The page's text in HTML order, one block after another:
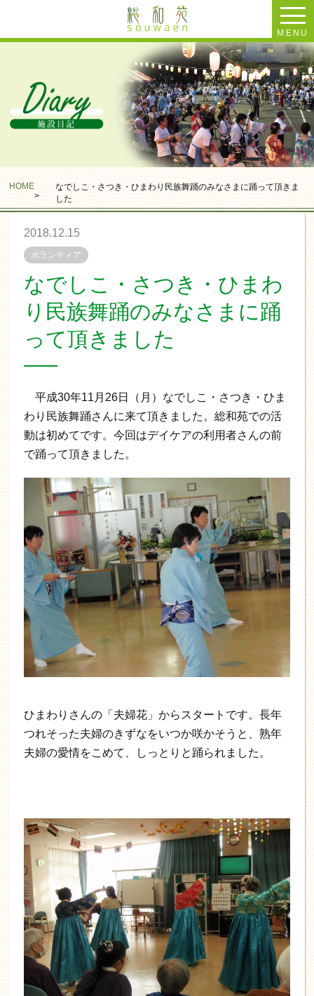
MENU
HOME
>
なでしこ・さつき・ひまわり民族舞踊のみなさまに踊って頂きま
した
2018.12.15
ボランティア
なでしこ・さつき・ひまわ
り民族舞踊のみなさまに踊
って頂きました
平成30年11月26日（月）なでしこ・さつき・ひま
わり民族舞踊さんに来て頂きました。総和苑での活
動は初めてです。今回はデイケアの利用者さんの前
で踊って頂きました。
ひまわりさんの「夫婦花」からスタートです。長年
つれそった夫婦のきずなをいつか咲かそうと、熟年
夫婦の愛情をこめて、しっとりと踊られました。